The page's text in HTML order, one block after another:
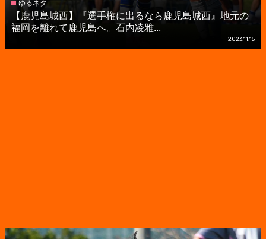
ゆるネタ
【鹿児島城西】『選手権に出るなら鹿児島城西』地元の
福岡を離れて鹿児島へ。石内凌雅...
2023.11.15